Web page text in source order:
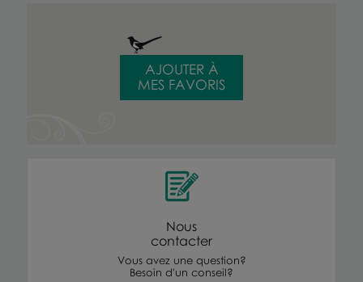
AJOUTER À
MES FAVORIS
Nous
contacter
Vous avez une question?
Besoin d'un conseil?